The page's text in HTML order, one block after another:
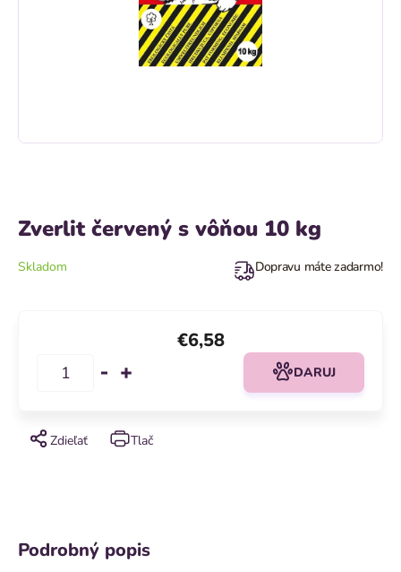
Zverlit červený s vôňou 10 kg
Tlač
Zdieľať
Skladom Dopravu máte zadarmo!
€6,58
DARUJ
Podrobný popis